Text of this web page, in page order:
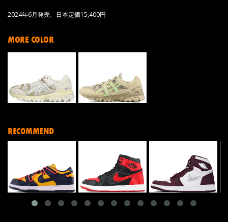
2024年6月発売、日本定価15,400円
MORE COLOR
RECOMMEND